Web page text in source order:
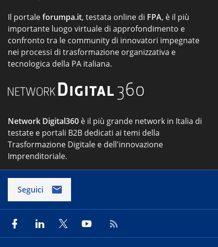
Il portaleforumpa.it, testata online di FPA, è il più
importante luogo virtuale di approfondimento e
confronto tra le community di innovatori impegnate
nei processi di trasformazione organizzativa e
tecnologica della PA italiana.
Network Digital360 è il più grande network in Italia di
testate e portali B2B dedicati ai temi della
Trasformazione Digitale e dell'innovazione
Imprenditoriale.
Seguici